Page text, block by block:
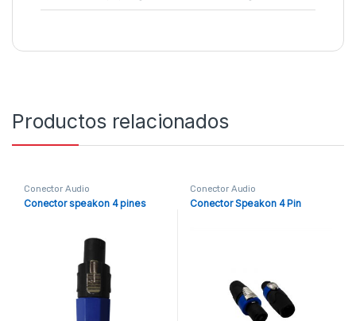
Productos relacionados
Conector Audio
Conector speakon 4 pines
Conector Audio
Conector Speakon 4 Pin